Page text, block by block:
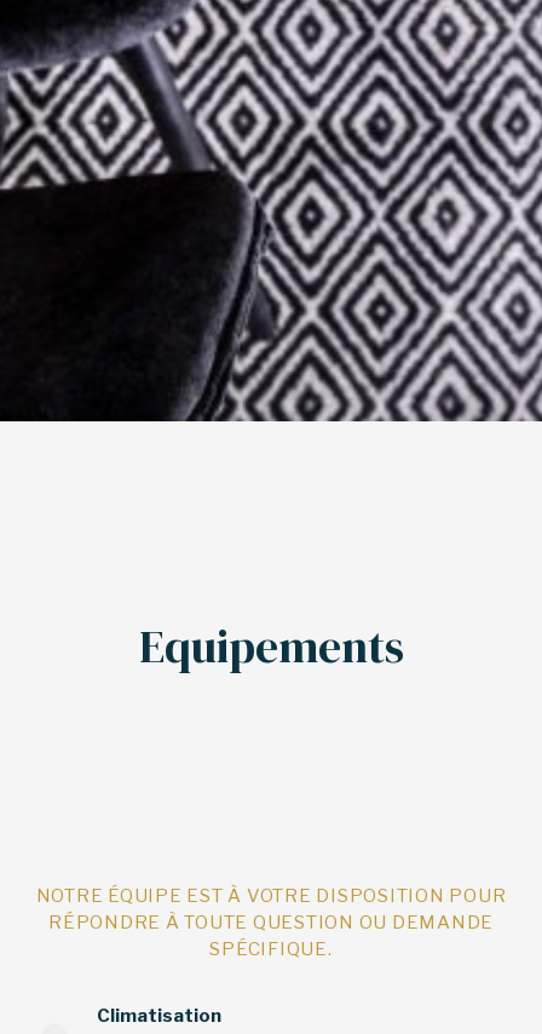
Equipements
NOTRE ÉQUIPE EST À VOTRE DISPOSITION POUR
RÉPONDRE À TOUTE QUESTION OU DEMANDE
SPÉCIFIQUE.
Climatisation